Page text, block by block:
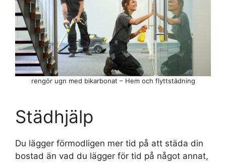
Städhjälp
Du lägger förmodligen mer tid på att städa din
bostad än vad du lägger för tid på något annat,
rengör ugn med bikarbonat – Hem och flyttstädning